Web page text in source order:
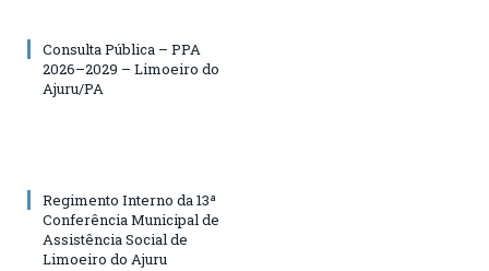
Consulta Pública – PPA
2026–2029 – Limoeiro do
Ajuru/PA
Regimento Interno da 13ª
Conferência Municipal de
Assistência Social de
Limoeiro do Ajuru